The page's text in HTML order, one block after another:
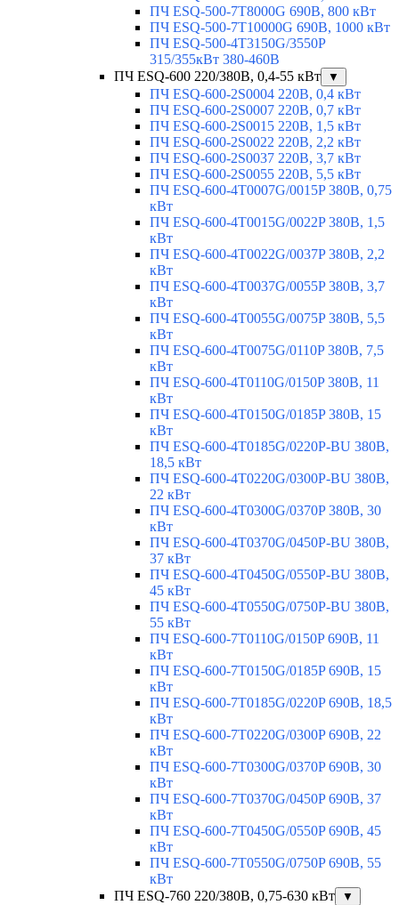
ПЧ ESQ-500-7T8000G 690В, 800 кВт
ПЧ ESQ-500-7T10000G 690В, 1000 кВт
ПЧ ESQ-500-4T3150G/3550P
315/355кВт 380-460В
ПЧ ESQ-600 220/380В, 0,4-55 кВт
▼
ПЧ ESQ-600-2S0004 220В, 0,4 кВт
ПЧ ESQ-600-2S0007 220В, 0,7 кВт
ПЧ ESQ-600-2S0015 220В, 1,5 кВт
ПЧ ESQ-600-2S0022 220В, 2,2 кВт
ПЧ ESQ-600-2S0037 220В, 3,7 кВт
ПЧ ESQ-600-2S0055 220В, 5,5 кВт
ПЧ ESQ-600-4T0007G/0015P 380В, 0,75
кВт
ПЧ ESQ-600-4T0015G/0022P 380В, 1,5
кВт
ПЧ ESQ-600-4T0022G/0037P 380В, 2,2
кВт
ПЧ ESQ-600-4T0037G/0055P 380В, 3,7
кВт
ПЧ ESQ-600-4T0055G/0075P 380В, 5,5
кВт
ПЧ ESQ-600-4T0075G/0110P 380В, 7,5
кВт
ПЧ ESQ-600-4T0110G/0150P 380В, 11
кВт
ПЧ ESQ-600-4T0150G/0185P 380В, 15
кВт
ПЧ ESQ-600-4T0185G/0220P-BU 380В,
18,5 кВт
ПЧ ESQ-600-4T0220G/0300P-BU 380В,
22 кВт
ПЧ ESQ-600-4T0300G/0370P 380В, 30
кВт
ПЧ ESQ-600-4T0370G/0450P-BU 380В,
37 кВт
ПЧ ESQ-600-4T0450G/0550P-BU 380В,
45 кВт
ПЧ ESQ-600-4T0550G/0750P-BU 380В,
55 кВт
ПЧ ESQ-600-7T0110G/0150P 690В, 11
кВт
ПЧ ESQ-600-7T0150G/0185P 690В, 15
кВт
ПЧ ESQ-600-7T0185G/0220P 690В, 18,5
кВт
ПЧ ESQ-600-7T0220G/0300P 690В, 22
кВт
ПЧ ESQ-600-7T0300G/0370P 690В, 30
кВт
ПЧ ESQ-600-7T0370G/0450P 690В, 37
кВт
ПЧ ESQ-600-7T0450G/0550P 690В, 45
кВт
ПЧ ESQ-600-7T0550G/0750P 690В, 55
кВт
ПЧ ESQ-760 220/380В, 0,75-630 кВт
▼